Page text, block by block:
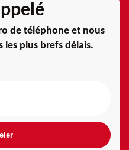
de téléphone et nous
les plus brefs délais.